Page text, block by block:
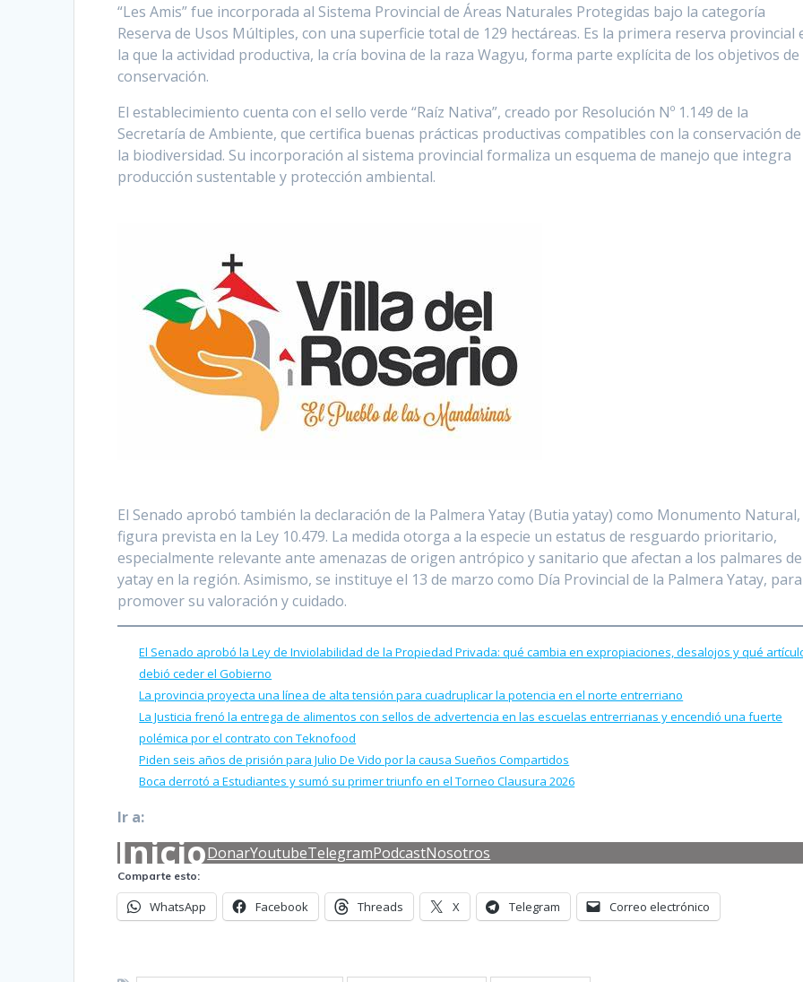
“Les Amis” fue incorporada al Sistema Provincial de Áreas Naturales Protegidas bajo la categoría
Reserva de Usos Múltiples, con una superficie total de 129 hectáreas. Es la primera reserva provincial
la que la actividad productiva, la cría bovina de la raza Wagyu, forma parte explícita de los objetivos de
conservación.
El establecimiento cuenta con el sello verde “Raíz Nativa”, creado por Resolución Nº 1.149 de la
Secretaría de Ambiente, que certifica buenas prácticas productivas compatibles con la conservación de
la biodiversidad. Su incorporación al sistema provincial formaliza un esquema de manejo que integra
producción sustentable y protección ambiental.
El Senado aprobó también la declaración de la Palmera Yatay (Butia yatay) como Monumento Natural,
figura prevista en la Ley 10.479. La medida otorga a la especie un estatus de resguardo prioritario,
especialmente relevante ante amenazas de origen antrópico y sanitario que afectan a los palmares de
yatay en la región. Asimismo, se instituye el 13 de marzo como Día Provincial de la Palmera Yatay, para
promover su valoración y cuidado.
El Senado aprobó la Ley de Inviolabilidad de la Propiedad Privada: qué cambia en expropiaciones, desalojos y qué
debió ceder el Gobierno
La provincia proyecta una línea de alta tensión para cuadruplicar la potencia en el norte entrerriano
La Justicia frenó la entrega de alimentos con sellos de advertencia en las escuelas entrerrianas y encendió una fuerte
polémica por el contrato con Teknofood
Piden seis años de prisión para Julio De Vido por la causa Sueños Compartidos
Boca derrotó a Estudiantes y sumó su primer triunfo en el Torneo Clausura 2026
Ir a:
InicioDonarYoutubeTelegramPodcastNosotros
Comparte esto:
WhatsApp Facebook Threads X Telegram Correo electrónico